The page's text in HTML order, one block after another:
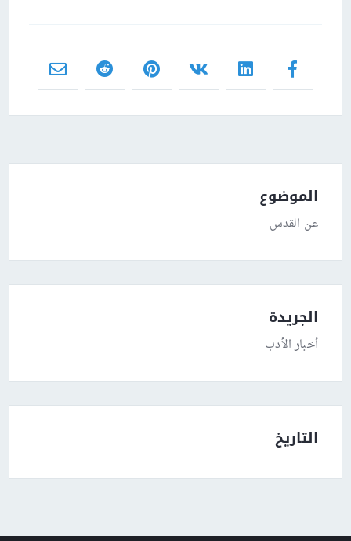
الموضوع
عن القدس
الجريدة
أخبار الأدب
التاريخ